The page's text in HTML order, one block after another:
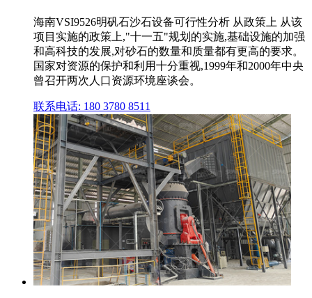
海南VSI9526明矾石沙石设备可行性分析 从政策上 从该
项目实施的政策上,"十一五"规划的实施,基础设施的加强
和高科技的发展,对砂石的数量和质量都有更高的要求。
国家对资源的保护和利用十分重视,1999年和2000年中央
曾召开两次人口资源环境座谈会。
联系电话: 180 3780 8511